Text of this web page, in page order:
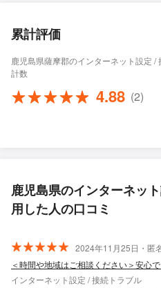
累計評価
鹿児島県薩摩郡のインターネット設定
計数
4.88 (2)
鹿児島県のインターネッ
用した人の口コミ
2024年11月25日・匿
インターネット設定 / 接続トラブル